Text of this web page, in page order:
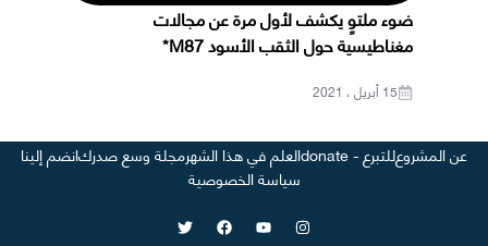
ضوء ملتوٍ يكشف لأول مرة عن مجالات
مغناطيسية حول الثقب الأسود M87*
15 أبريل ، 2021
عن المشروعللتبرع - donate العلم في هذا الشهرمجلة وسع صدركانضم إلينا
سياسة الخصوصية